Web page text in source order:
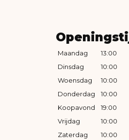
Maandag 13:00
Dinsdag
10:00
Woensdag
10:00
Donderdag
10:00
Koopavond
19:00
Vrijdag
10:00
Zaterdag
10:00